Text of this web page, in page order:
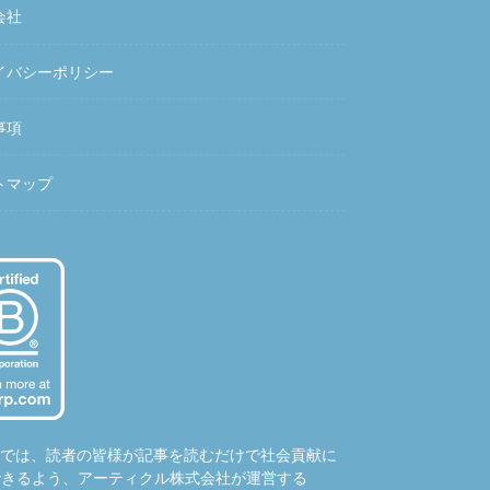
社
バシーポリシー
項
マップ
は、読者の皆様が記事を読むだけで社会貢献に
るよう、アーティクル株式会社が運営する